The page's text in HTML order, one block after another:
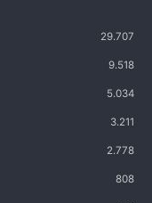
29.707
9.518
5.034
3.211
2.778
808